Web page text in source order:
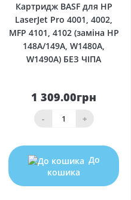
Картридж BASF для HP
LaserJet Pro 4001, 4002,
MFP 4101, 4102 (заміна HP
148A/149A, W1480A,
W1490A) БЕЗ ЧІПА
1 309.00грн
- +
До
кошика